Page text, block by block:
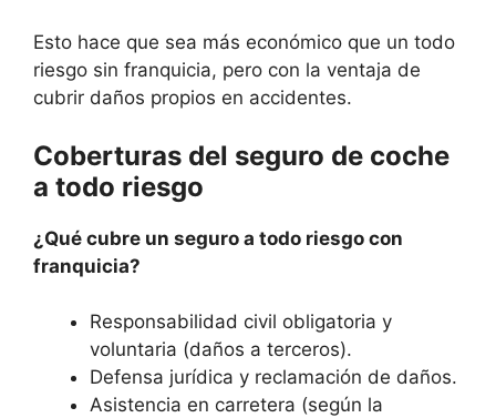
Esto hace que sea más económico que un todo
riesgo sin franquicia, pero con la ventaja de
cubrir daños propios en accidentes.
Coberturas del seguro de coche
a todo riesgo
¿Qué cubre un seguro a todo riesgo con
franquicia?
Responsabilidad civil obligatoria y
voluntaria (daños a terceros).
Defensa jurídica y reclamación de daños.
Asistencia en carretera (según la